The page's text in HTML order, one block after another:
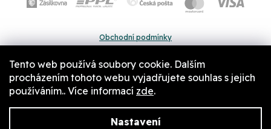
Tento web používá soubory cookie. Dalším
procházením tohoto webu vyjadřujete souhlas s jejich
používáním.. Více informací zde.
Nastavení
Obchodní podmínky
Pravidla a nastavení cookies